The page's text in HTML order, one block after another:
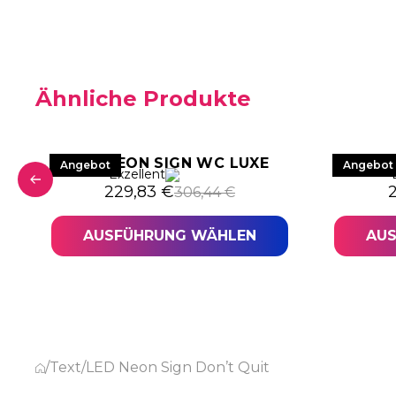
Ähnliche Produkte
306,44 €
€.
Angebot
LED NEON SIGN WC LUXE
Exzellent
306,44€
Ursprünglicher Preis war: 306,44 €
229,83 €
Aktueller Preis ist: 229,83 €.
AUSFÜHRUNG WÄHLEN
Angebot
LED
/Text/LED Neon Sign Don’t Quit